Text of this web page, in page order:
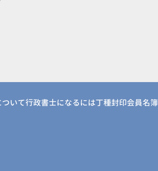
いて行政書士になるには丁種封印会員名簿